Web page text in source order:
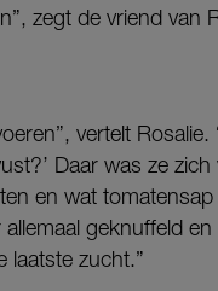
zegt de vriend van
vertelt Rosalie.
Daar was ze
en wat
geknuffeld
laatste zucht.”